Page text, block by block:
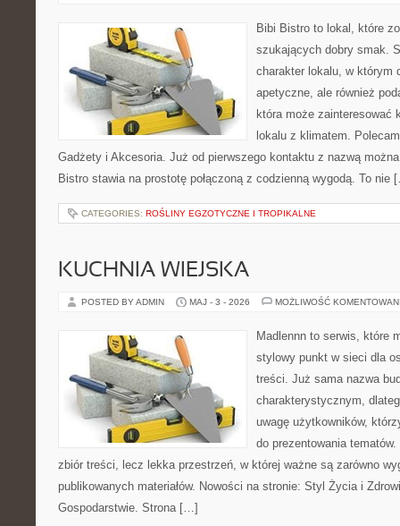
Bibi Bistro to lokal, które
szukających dobry smak.
charakter lokalu, w którym
apetyczne, ale również
która może zainteresować
lokalu z klimatem.
Gadżety i Akcesoria. Już od pierwszego kontaktu z nazwą
Bistro stawia na prostotę połączoną z codzienną wygodą. To nie
CATEGORIES: ROŚLINY EGZOTYCZNE I TROPIKALNE
KUCHNIA WIEJSKA
POSTED BY ADMIN MAJ - 3 - 2026 MOŻLIWOŚĆ
Madlennn to serwis, które
stylowy punkt w sieci dla
treści. Już sama nazwa
charakterystycznym,
uwagę użytkowników,
do prezentowania
zbiór treści, lecz lekka przestrzeń, w której ważne są zarówno
publikowanych materiałów. Nowości na stronie: Styl Życia i
Gospodarstwie. Strona […]